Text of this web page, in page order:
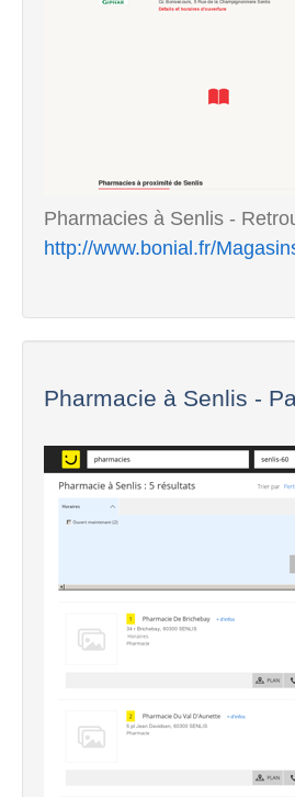
Pharmacies à Senlis -
http://www.bonial.fr/
Pharmacie à Senlis -